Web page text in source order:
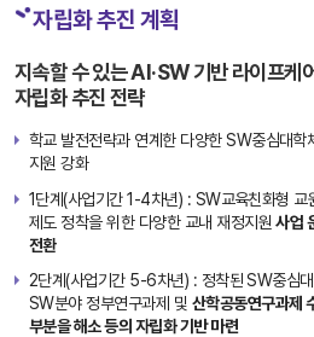
도
기
반
조
조직
한신
교육센
터
시스템
지역플
랫폼연
SW교
육 LMS
조직
자립화 추진 계획
지속할 수 있는 AI·SW 기반 라이프케
자립화 추진 전략
학교 발전전략과 연계한 다양한 SW중심대학
지원 강화
1단계(사업기간 1-4차년) : SW교육친화형 교
제도 정착을 위한 다양한 교내 재정지원사업
전환
2단계(사업기간 5-6차년) : 정착된 SW중심
SW분야 정부연구과제 및 산학공동연구과제
부분을 해소 등의 자립화 기반 마련